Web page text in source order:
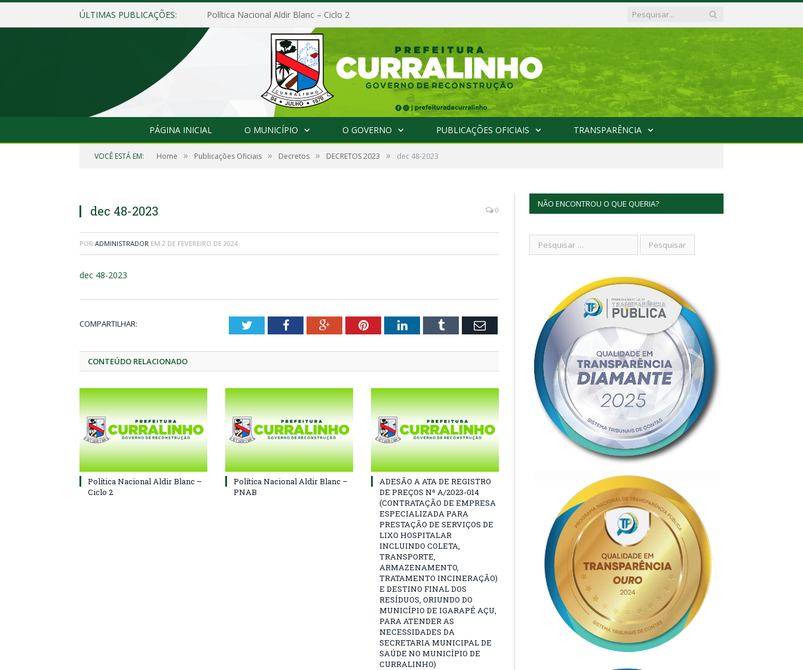
ÚLTIMAS PUBLICAÇÕES: Política Nacional Aldir Blanc – Ciclo 2
PÁGINA INICIAL O MUNICÍPIO O GOVERNO PUBLICAÇÕES OFICIAIS TRANSPARÊNCIA
VOCÊ ESTÁ EM: Home » Publicações Oficiais » Decretos » DECRETOS 2023 » dec 48-2023
dec 48-2023 0
POR ADMINISTRADOR EM 2 DE FEVEREIRO DE 2024
dec 48-2023
COMPARTILHAR: TwitterFacebookGoogle+PinterestLinkedInTumblr Email
CONTEÚDO RELACIONADO
Política Nacional Aldir Blanc –
Ciclo 2
Política Nacional Aldir Blanc –
PNAB
ADESÃO A ATA DE REGISTRO
DE PREÇOS Nº A/2023-014
(CONTRATAÇÃO DE EMPRESA
ESPECIALIZADA PARA
PRESTAÇÃO DE SERVIÇOS DE
LIXO HOSPITALAR
INCLUINDO COLETA,
TRANSPORTE,
ARMAZENAMENTO,
TRATAMENTO INCINERAÇÃO)
E DESTINO FINAL DOS
RESÍDUOS, ORIUNDO DO
MUNICÍPIO DE IGARAPÉ AÇU,
PARA ATENDER AS
NECESSIDADES DA
SECRETARIA MUNICIPAL DE
SAÚDE NO MUNICÍPIO DE
CURRALINHO)
NÃO ENCONTROU O QUE QUERIA?